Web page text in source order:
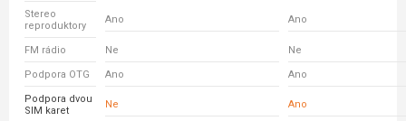
Stereo
reproduktory
Ano Ano
FM rádio Ne Ne
Podpora OTG Ano Ano
Podpora dvou
SIM karet
Ne Ano